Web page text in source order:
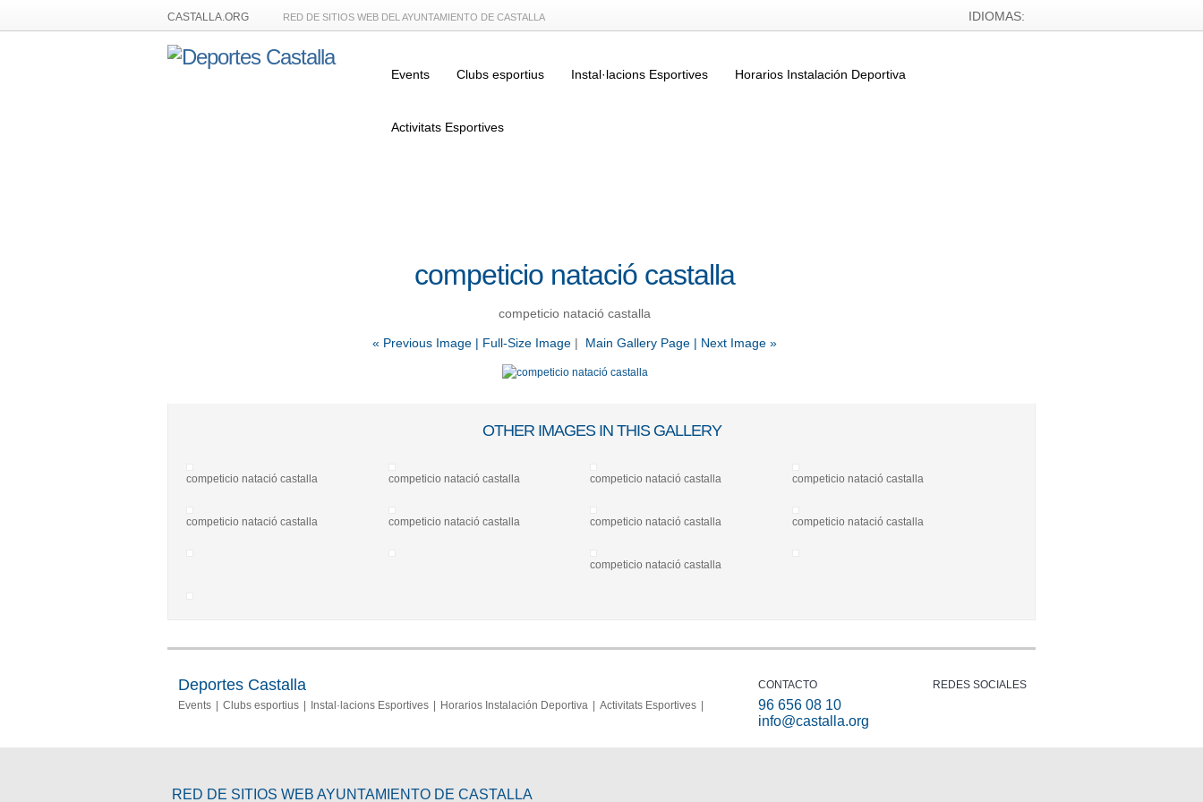
CASTALLA.ORG RED DE SITIOS WEB DEL AYUNTAMIENTO DE CASTALLA IDIOMAS:
Events Clubs esportius Instal·lacions Esportives Horarios Instalación Deportiva
Activitats Esportives
competicio natació castalla
competicio natació castalla
« Previous Image | Full-Size Image | Main Gallery Page | Next Image »
OTHER IMAGES IN THIS GALLERY
competicio natació castalla competicio natació castalla competicio natació castalla competicio natació castalla
competicio natació castalla competicio natació castalla competicio natació castalla competicio natació castalla
competicio natació castalla
Deportes Castalla
Events Clubs esportius Instal·lacions Esportives Horarios Instalación Deportiva Activitats Esportives
CONTACTO
96 656 08 10
info@castalla.org
REDES SOCIALES
RED DE SITIOS WEB AYUNTAMIENTO DE CASTALLA